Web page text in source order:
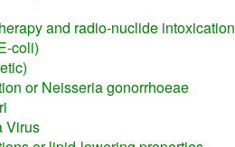
and radio-nuclide intoxication
coli)
or Neisseria gonorrhoeae
Virus